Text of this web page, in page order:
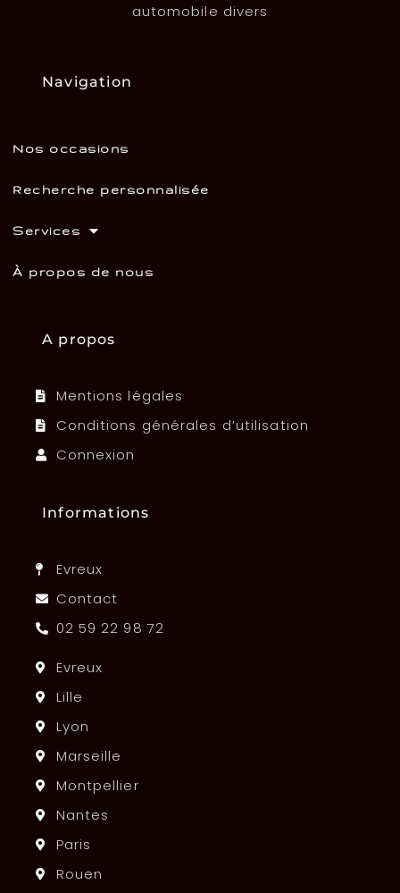
automobile divers
Navigation
Nos occasions
Recherche personnalisée
Services
À propos de nous
A propos
Mentions légales
Conditions générales d’utilisation
Connexion
Informations
Evreux
Contact
02 59 22 98 72
Evreux
Lille
Lyon
Marseille
Montpellier
Nantes
Paris
Rouen